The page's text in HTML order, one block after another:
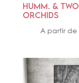
HUMM. & TWO
ORCHIDS
A partir de